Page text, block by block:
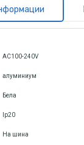
AC100-240V
алуминиум
Бела
Ip20
На шина